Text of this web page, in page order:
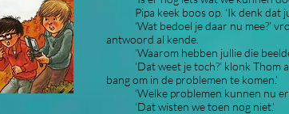
Pipa keek boos op. ‘Ik denk dat
‘Wat bedoel je daar nu mee?’
antwoord al kende.
‘Waarom hebben jullie die
‘Dat weet je toch?’ klonk Thom al
bang om in de problemen te komen.’
‘Welke problemen kunnen nu
‘Dat wisten we toen nog niet.’